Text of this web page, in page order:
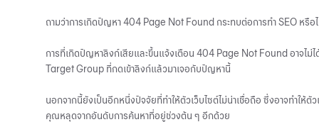
ถามว่าการเกิดปัญหา 404 Page Not Found กระทบต่อการทำ SEO หรือ
การที่เกิดปัญหาลิงก์เสียและขึ้นแจ้งเตือน 404 Page Not Found อาจไม่
Target Group ที่กดเข้าลิงก์แล้วมาเจอกับปัญหานี้
นอกจากนี้ยังเป็นอีกหนึ่งปัจจัยที่ทำให้ตัวเว็บไซต์ไม่น่าเชื่อถือ ซึ่งอาจทำให้
คุณหลุดจากอันดับการค้นหาที่อยู่ช่วงต้น ๆ อีกด้วย